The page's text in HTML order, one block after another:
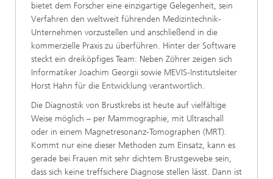
bietet dem Forscher eine einzigartige Gelegenheit, sein
Verfahren den weltweit führenden Medizintechnik-
Unternehmen vorzustellen und anschließend in die
kommerzielle Praxis zu überführen. Hinter der Software
steckt ein dreiköpfiges Team: Neben Zöhrer zeigen sich
Informatiker Joachim Georgii sowie MEVIS-Institutsleiter
Horst Hahn für die Entwicklung verantwortlich.
Die Diagnostik von Brustkrebs ist heute auf vielfältige
Weise möglich – per Mammographie, mit Ultraschall
oder in einem Magnetresonanz-Tomographen (MRT).
Kommt nur eine dieser Methoden zum Einsatz, kann es
gerade bei Frauen mit sehr dichtem Brustgewebe sein,
dass sich keine treffsichere Diagnose stellen lässt. Dann ist